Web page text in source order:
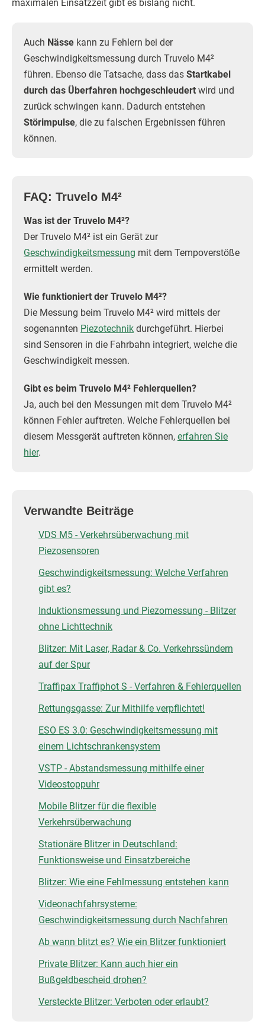
maximalen Einsatzzeit gibt es bislang nicht.
Auch Nässe kann zu Fehlern bei der
Geschwindigkeitsmessung durch Truvelo M4²
führen. Ebenso die Tatsache, dass das Startkabel
durch das Überfahren hochgeschleudert wird und
zurück schwingen kann. Dadurch entstehen
Störimpulse, die zu falschen Ergebnissen führen
können.
FAQ: Truvelo M4²
Was ist der Truvelo M4²?
Der Truvelo M4² ist ein Gerät zur
Geschwindigkeitsmessung mit dem Tempoverstöße
ermittelt werden.
Wie funktioniert der Truvelo M4²?
Die Messung beim Truvelo M4² wird mittels der
sogenannten Piezotechnik durchgeführt. Hierbei
sind Sensoren in die Fahrbahn integriert, welche die
Geschwindigkeit messen.
Gibt es beim Truvelo M4² Fehlerquellen?
Ja, auch bei den Messungen mit dem Truvelo M4²
können Fehler auftreten. Welche Fehlerquellen bei
diesem Messgerät auftreten können, erfahren Sie
hier.
Verwandte Beiträge
VDS M5 - Verkehrsüberwachung mit
Piezosensoren
Geschwindigkeitsmessung: Welche Verfahren
gibt es?
Induktionsmessung und Piezomessung - Blitzer
ohne Lichttechnik
Blitzer: Mit Laser, Radar & Co. Verkehrssündern
auf der Spur
Traffipax Traffiphot S - Verfahren & Fehlerquellen
Rettungsgasse: Zur Mithilfe verpflichtet!
ESO ES 3.0: Geschwindigkeitsmessung mit
einem Lichtschrankensystem
VSTP - Abstandsmessung mithilfe einer
Videostoppuhr
Mobile Blitzer für die flexible
Verkehrsüberwachung
Stationäre Blitzer in Deutschland:
Funktionsweise und Einsatzbereiche
Blitzer: Wie eine Fehlmessung entstehen kann
Videonachfahrsysteme:
Geschwindigkeitsmessung durch Nachfahren
Ab wann blitzt es? Wie ein Blitzer funktioniert
Private Blitzer: Kann auch hier ein
Bußgeldbescheid drohen?
Versteckte Blitzer: Verboten oder erlaubt?